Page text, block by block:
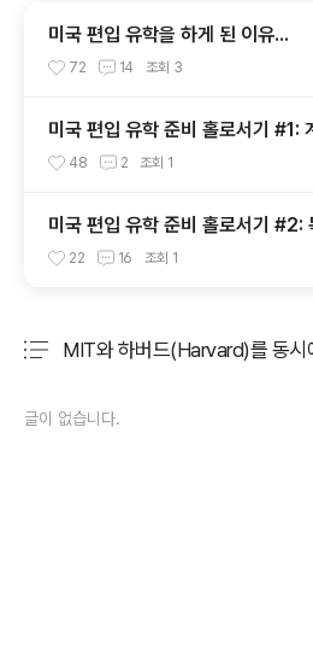
미국 편입 유학을 하게 된 이유...
72 14 조회 3
미국 편입 유학 준비 홀로서기 #1:
이다
48 2 조회 1
미국 편입 유학 준비 홀로서기 #2:
게! 22 16 조회 1
MIT와 하버드(Harvard)를 동시
글이 없습니다.